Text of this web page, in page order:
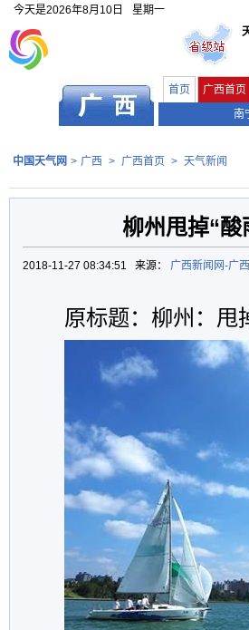
今天是2026年8月10日
星期一
首页 广西首页
南
中国天气网 > 广西 > 广西首页 > 天气新闻
柳州甩掉“酸
2018-11-27 08:34:51 来源： 广西新闻网-广
原标题：柳州：甩